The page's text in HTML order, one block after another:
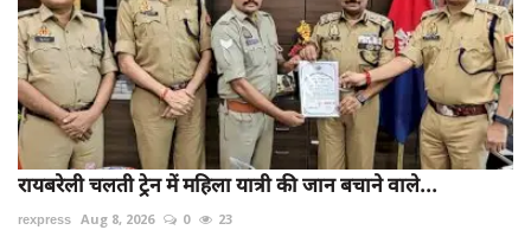
रायबरेली चलती ट्रेन में महिला यात्री की जान बचाने वाले...
rexpress Aug 8, 2026 0 23